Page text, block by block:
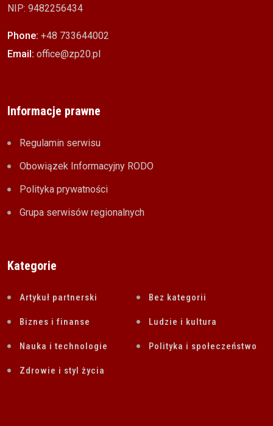
NIP: 9482256434
Phone: +48 733644002
Email: office@zp20.pl
Informacje prawne
Regulamin serwisu
Obowiązek Informacyjny RODO
Polityka prywatności
Grupa serwisów regionalnych
Kategorie
Artykuł partnerski Bez kategorii
Biznes i finanse Ludzie i kultura
Nauka i technologie Polityka i społeczeństwo
Zdrowie i styl życia